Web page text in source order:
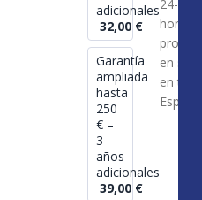
adicionales
32,00 €
Garantía
ampliada
hasta
250
€ –
3
años
adicionales
39,00 €
24-72
horas en
en stock
en toda
España